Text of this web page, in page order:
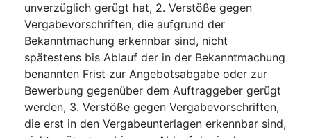
unverzüglich gerügt hat, 2. Verstöße gegen
Vergabevorschriften, die aufgrund der
Bekanntmachung erkennbar sind, nicht
spätestens bis Ablauf der in der Bekanntmachung
benannten Frist zur Angebotsabgabe oder zur
Bewerbung gegenüber dem Auftraggeber gerügt
werden, 3. Verstöße gegen Vergabevorschriften,
die erst in den Vergabeunterlagen erkennbar sind,